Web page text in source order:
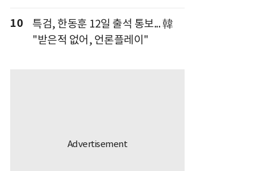
10
특검, 한동훈 12일 출석 통보... 韓
"받은적 없어, 언론플레이"